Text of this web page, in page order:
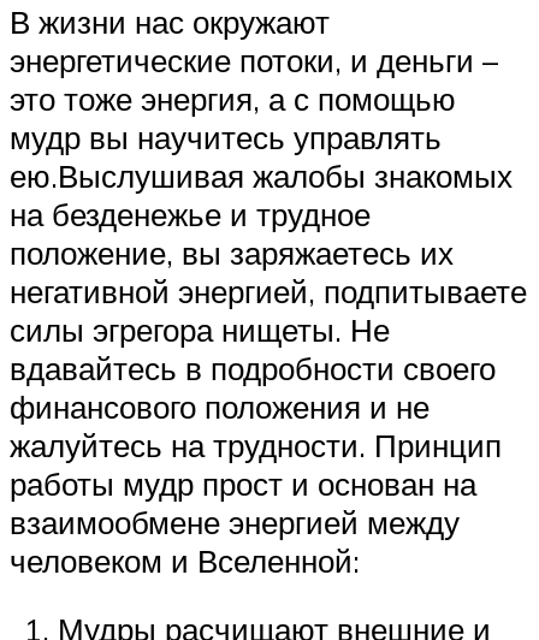
В жизни нас окружают
энергетические потоки, и деньги –
это тоже энергия, а с помощью
мудр вы научитесь управлять
ею.Выслушивая жалобы знакомых
на безденежье и трудное
положение, вы заряжаетесь их
негативной энергией, подпитываете
силы эгрегора нищеты. Не
вдавайтесь в подробности своего
финансового положения и не
жалуйтесь на трудности. Принцип
работы мудр прост и основан на
взаимообмене энергией между
человеком и Вселенной:
Мудры расчищают внешние и